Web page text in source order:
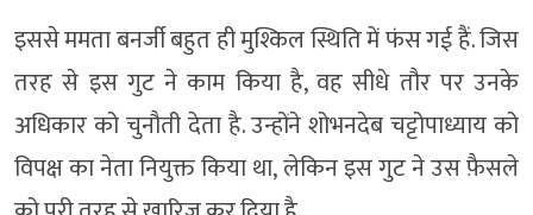
इससे ममता बनर्जी बहुत ही मुश्किल स्थिति में फंस गई हैं. जिस
तरह से इस गुट ने काम किया है, वह सीधे तौर पर उनके
अधिकार को चुनौती देता है. उन्होंने शोभनदेब चट्टोपाध्याय को
विपक्ष का नेता नियुक्त किया था, लेकिन इस गुट ने उस फ़ैसले